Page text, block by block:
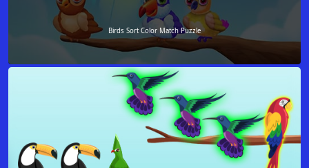
Birds Sort Color Match Puzzle